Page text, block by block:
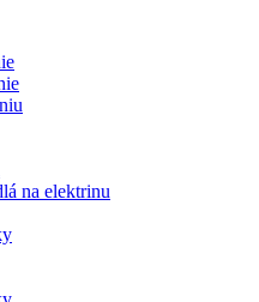
na elektrinu